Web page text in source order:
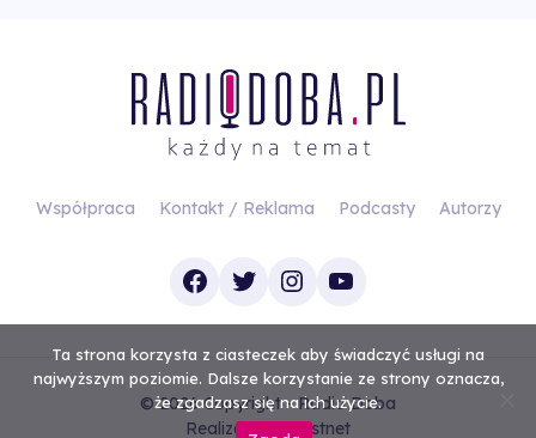
Współpraca Kontakt / Reklama Podcasty Autorzy
Facebook
TwitterInstagram
YouTube
© 2026 Copyright - Radio Doba
RealizacjaInvestnet
Ta strona korzysta z ciasteczek aby świadczyć usługi na
najwyższym poziomie. Dalsze korzystanie ze strony oznacza,
że zgadzasz się na ich użycie.